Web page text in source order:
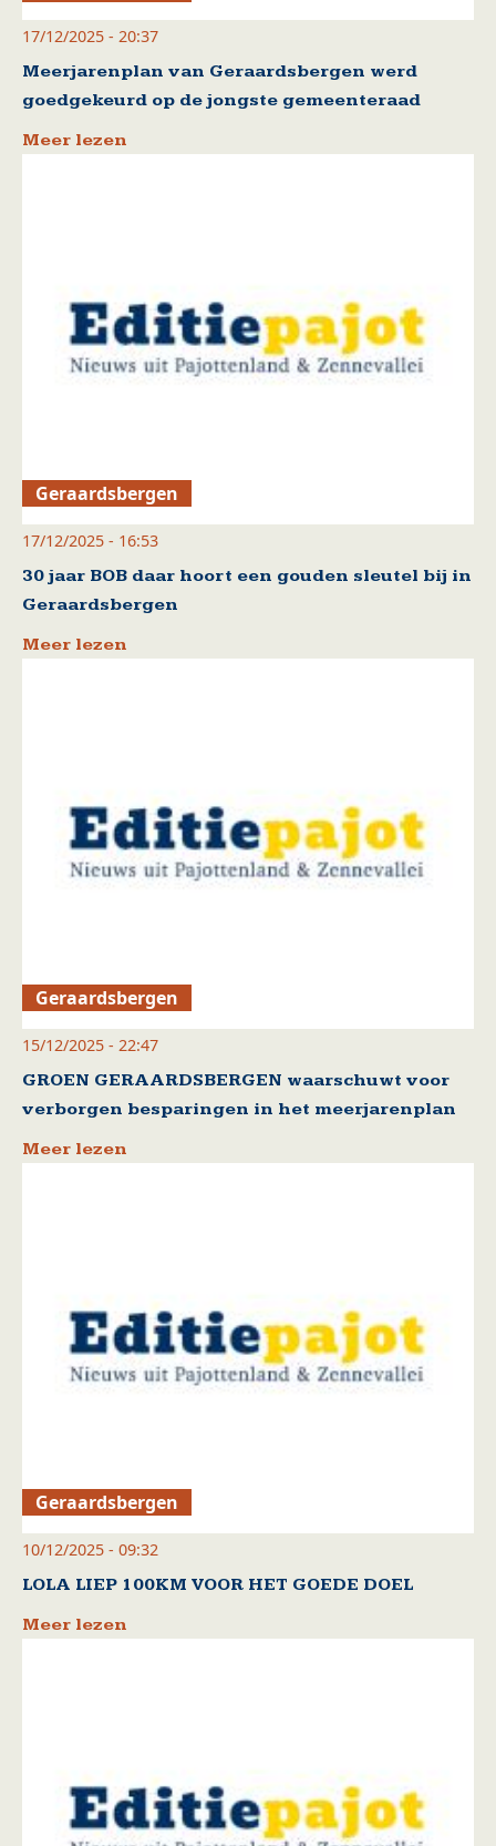
17/12/2025 - 20:37
Meerjarenplan van Geraardsbergen werd
goedgekeurd op de jongste gemeenteraad
Meer lezen
Geraardsbergen
17/12/2025 - 16:53
30 jaar BOB daar hoort een gouden sleutel bij in
Geraardsbergen
Meer lezen
Geraardsbergen
15/12/2025 - 22:47
GROEN GERAARDSBERGEN waarschuwt voor
verborgen besparingen in het meerjarenplan
Meer lezen
Geraardsbergen
10/12/2025 - 09:32
LOLA LIEP 100KM VOOR HET GOEDE DOEL
Meer lezen